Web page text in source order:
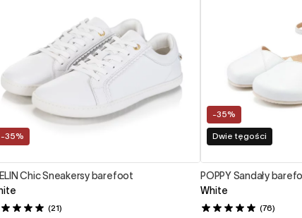
-35%
Chic Sneakersy barefoot
(21)
-35%
Dwie tęgości
POPPY Sandały
White
(76)